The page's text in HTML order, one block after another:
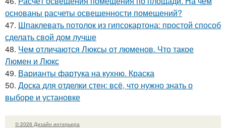
основаны расчеты освещенности помещений?
47. Шпаклевать потолок из гипсокартона: простой способ
сделать свой дом лучше
48. Чем отличаются Люксы от люменов. Что такое
Люмен и Люкс
49. Варианты фартука на кухню. Краска
50. Доска для отделки стен: всё, что нужно знать о
выборе и установке
© 2026 Дизайн интерьера